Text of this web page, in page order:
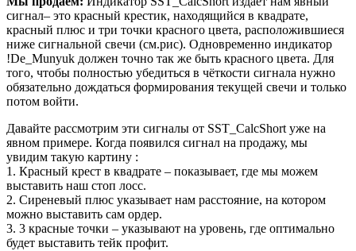
сигнал– это красный крестик, находящийся в квадрате,
красный плюс и три точки красного цвета, расположившиеся
ниже сигнальной свечи (см.рис). Одновременно индикатор
!De_Munyuk должен точно так же быть красного цвета. Для
того, чтобы полностью убедиться в чёткости сигнала нужно
обязательно дождаться формирования текущей свечи и только
потом войти.
Давайте рассмотрим эти сигналы от SST_CalcShort уже на
явном примере. Когда появился сигнал на продажу, мы
увидим такую картину :
1. Красный крест в квадрате – показывает, где мы можем
выставить наш стоп лосс.
2. Сиреневый плюс указывает нам расстояние, на котором
можно выставить сам ордер.
3. 3 красные точки – указывают на уровень, где оптимально
будет выставить тейк профит.